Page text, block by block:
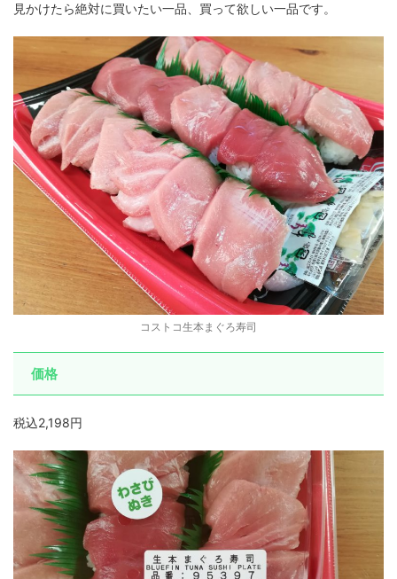
見かけたら絶対に買いたい一品、買って欲しい一品です。
コストコ生本まぐろ寿司
価格
税込2,198円